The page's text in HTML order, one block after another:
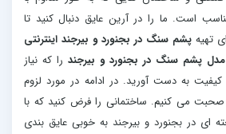
است. ما را در آرین عایق دنبال کنید تا
تهیه پشم سنگ در بجنورد و بیرجند اینترنتی
مدل پشم سنگ در بجنورد و بیرجند را که نیاز
کیفیت به دست آورید. در ادامه در مورد لزوم
می کنیم. ساختمانی را فرض کنید که با
ای در بجنورد و بیرجند به خوبی عایق بندی